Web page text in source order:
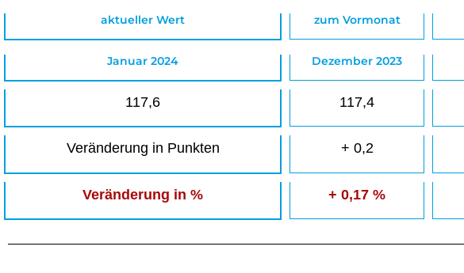
aktueller Wert zum Vormonat
Januar 2024 Dezember 2023
117,6 117,4
Veränderung in Punkten + 0,2
Veränderung in % + 0,17 %